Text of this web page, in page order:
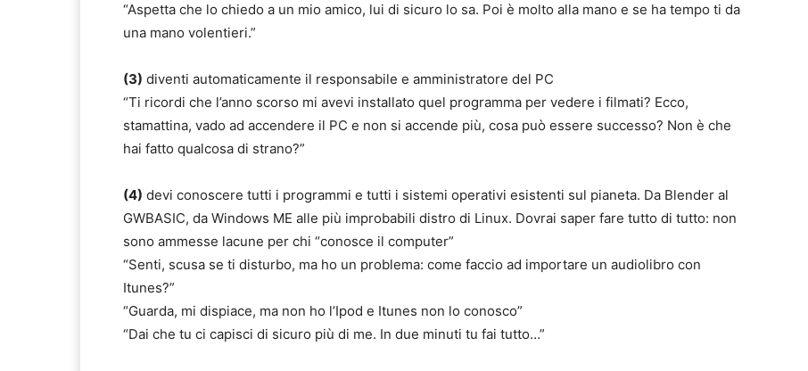
“Aspetta che lo chiedo a un mio amico, lui di sicuro lo sa. Poi è molto alla mano e se ha tempo ti da
una mano volentieri.”
(3) diventi automaticamente il responsabile e amministratore del PC
“Ti ricordi che l’anno scorso mi avevi installato quel programma per vedere i filmati? Ecco,
stamattina, vado ad accendere il PC e non si accende più, cosa può essere successo? Non è che
hai fatto qualcosa di strano?”
(4) devi conoscere tutti i programmi e tutti i sistemi operativi esistenti sul pianeta. Da Blender al
GWBASIC, da Windows ME alle più improbabili distro di Linux. Dovrai saper fare tutto di tutto: non
sono ammesse lacune per chi “conosce il computer”
“Senti, scusa se ti disturbo, ma ho un problema: come faccio ad importare un audiolibro con
Itunes?”
“Guarda, mi dispiace, ma non ho l’Ipod e Itunes non lo conosco”
“Dai che tu ci capisci di sicuro più di me. In due minuti tu fai tutto…”